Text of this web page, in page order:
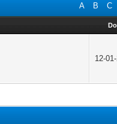
A B C
12-